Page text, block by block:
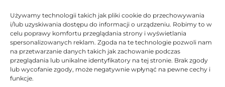
Używamy technologii takich jak pliki cookie do przechowywania
i/lub uzyskiwania dostępu do informacji o urządzeniu. Robimy to w
celu poprawy komfortu przeglądania strony i wyświetlania
spersonalizowanych reklam. Zgoda na te technologie pozwoli nam
na przetwarzanie danych takich jak zachowanie podczas
przeglądania lub unikalne identyfikatory na tej stronie. Brak zgody
lub wycofanie zgody, może negatywnie wpłynąć na pewne cechy i
funkcje.
Strona Główna
Regulamin
Polityka Prywatności
Polityka Cookies